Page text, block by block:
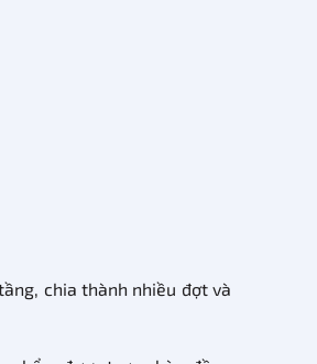
chia thành nhiều đợt và